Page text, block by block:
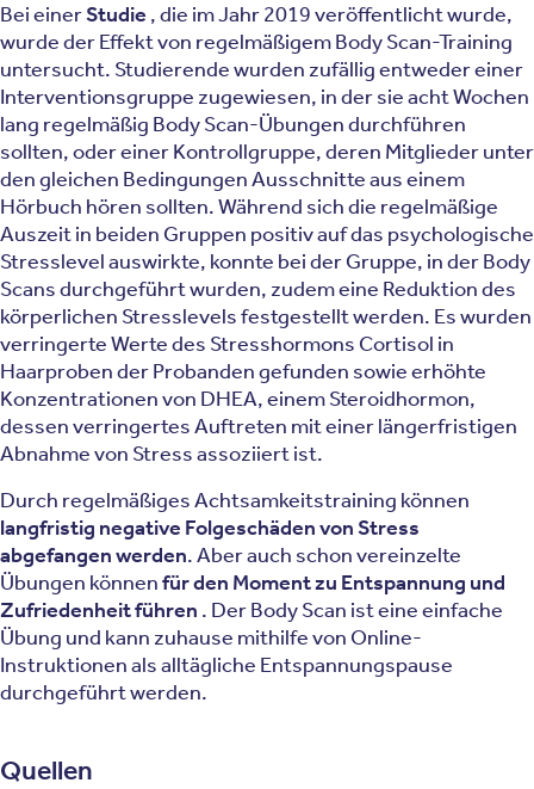
Bei einerStudie , die im Jahr 2019 veröffentlicht wurde,
wurde der Effekt von regelmäßigem Body Scan-Training
untersucht. Studierende wurden zufällig entweder einer
Interventionsgruppe zugewiesen, in der sie acht Wochen
lang regelmäßig Body Scan-Übungen durchführen
sollten, oder einer Kontrollgruppe, deren Mitglieder unter
den gleichen Bedingungen Ausschnitte aus einem
Hörbuch hören sollten. Während sich die regelmäßige
Auszeit in beiden Gruppen positiv auf das psychologische
Stresslevel auswirkte, konnte bei der Gruppe, in der Body
Scans durchgeführt wurden, zudem eine Reduktion des
körperlichen Stresslevels festgestellt werden. Es wurden
verringerte Werte des Stresshormons Cortisol in
Haarproben der Probanden gefunden sowie erhöhte
Konzentrationen von DHEA, einem Steroidhormon,
dessen verringertes Auftreten mit einer längerfristigen
Abnahme von Stress assoziiert ist.
Durch regelmäßiges Achtsamkeitstraining können
langfristig negative Folgeschäden von Stress
abgefangen werden. Aber auch schon vereinzelte
Übungen könnenfür den Moment zu Entspannung und
Zufriedenheit führen . Der Body Scan ist eine einfache
Übung und kann zuhause mithilfe von Online-
Instruktionen als alltägliche Entspannungspause
durchgeführt werden.
Quellen